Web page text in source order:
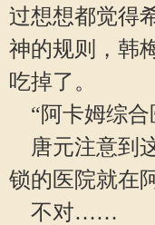
过想想都觉得
神的规则，韩
吃掉了。
“阿卡姆综合
唐元注意到
锁的医院就在
不对……